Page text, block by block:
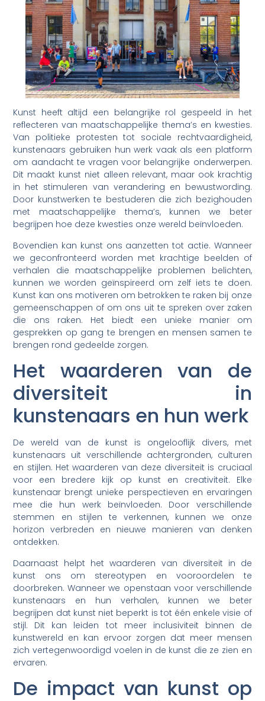
Kunst heeft altijd een belangrijke rol gespeeld in het
reflecteren van maatschappelijke thema’s en kwesties.
Van politieke protesten tot sociale rechtvaardigheid,
kunstenaars gebruiken hun werk vaak als een platform
om aandacht te vragen voor belangrijke onderwerpen.
Dit maakt kunst niet alleen relevant, maar ook krachtig
in het stimuleren van verandering en bewustwording.
Door kunstwerken te bestuderen die zich bezighouden
met maatschappelijke thema’s, kunnen we beter
begrijpen hoe deze kwesties onze wereld beïnvloeden.
Bovendien kan kunst ons aanzetten tot actie. Wanneer
we geconfronteerd worden met krachtige beelden of
verhalen die maatschappelijke problemen belichten,
kunnen we worden geïnspireerd om zelf iets te doen.
Kunst kan ons motiveren om betrokken te raken bij onze
gemeenschappen of om ons uit te spreken over zaken
die ons raken. Het biedt een unieke manier om
gesprekken op gang te brengen en mensen samen te
brengen rond gedeelde zorgen.
Het waarderen van de
diversiteit in
kunstenaars en hun werk
De wereld van de kunst is ongelooflijk divers, met
kunstenaars uit verschillende achtergronden, culturen
en stijlen. Het waarderen van deze diversiteit is cruciaal
voor een bredere kijk op kunst en creativiteit. Elke
kunstenaar brengt unieke perspectieven en ervaringen
mee die hun werk beïnvloeden. Door verschillende
stemmen en stijlen te verkennen, kunnen we onze
horizon verbreden en nieuwe manieren van denken
ontdekken.
Daarnaast helpt het waarderen van diversiteit in de
kunst ons om stereotypen en vooroordelen te
doorbreken. Wanneer we openstaan voor verschillende
kunstenaars en hun verhalen, kunnen we beter
begrijpen dat kunst niet beperkt is tot één enkele visie of
stijl. Dit kan leiden tot meer inclusiviteit binnen de
kunstwereld en kan ervoor zorgen dat meer mensen
zich vertegenwoordigd voelen in de kunst die ze zien en
ervaren.
De impact van kunst op